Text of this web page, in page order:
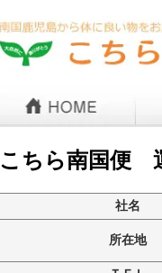
こちら南国便
社名
所在地